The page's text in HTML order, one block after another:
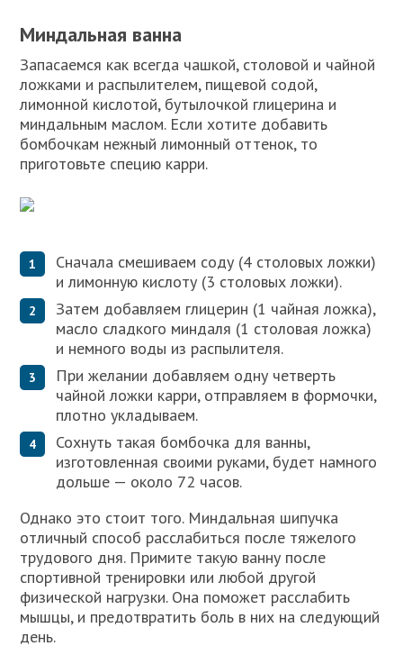
Миндальная ванна
Запасаемся как всегда чашкой, столовой и чайной
ложками и распылителем, пищевой содой,
лимонной кислотой, бутылочкой глицерина и
миндальным маслом. Если хотите добавить
бомбочкам нежный лимонный оттенок, то
приготовьте специю карри.
Сначала смешиваем соду (4 столовых ложки)
и лимонную кислоту (3 столовых ложки).
Затем добавляем глицерин (1 чайная ложка),
масло сладкого миндаля (1 столовая ложка)
и немного воды из распылителя.
При желании добавляем одну четверть
чайной ложки карри, отправляем в формочки,
плотно укладываем.
Сохнуть такая бомбочка для ванны,
изготовленная своими руками, будет намного
дольше — около 72 часов.
Однако это стоит того. Миндальная шипучка
отличный способ расслабиться после тяжелого
трудового дня. Примите такую ванну после
спортивной тренировки или любой другой
физической нагрузки. Она поможет расслабить
мышцы, и предотвратить боль в них на следующий
день.